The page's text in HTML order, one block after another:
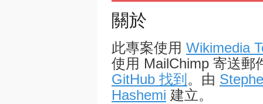
關於
此專案使用 Wikimedia
使用 MailChimp 寄送郵
GitHub 找到 。由
Hashemi 建立。